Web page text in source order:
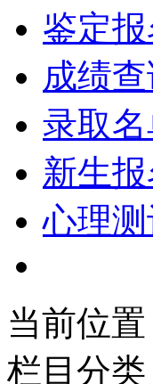
鉴定报
成绩
录取
新生报
心理
当前位置
栏目分类